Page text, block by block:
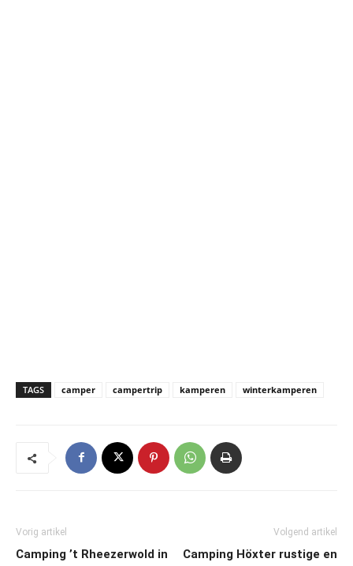
TAGS camper campertrip kamperen winterkamperen
Vorig artikel
Camping ’t Rheezerwold in
Volgend artikel
Camping Höxter rustige en